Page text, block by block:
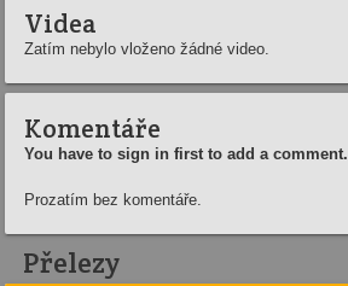
Videa
Zatím nebylo vloženo žádné video.
Komentáře
You have to sign in first to add a comment.
Prozatím bez komentáře.
Přelezy